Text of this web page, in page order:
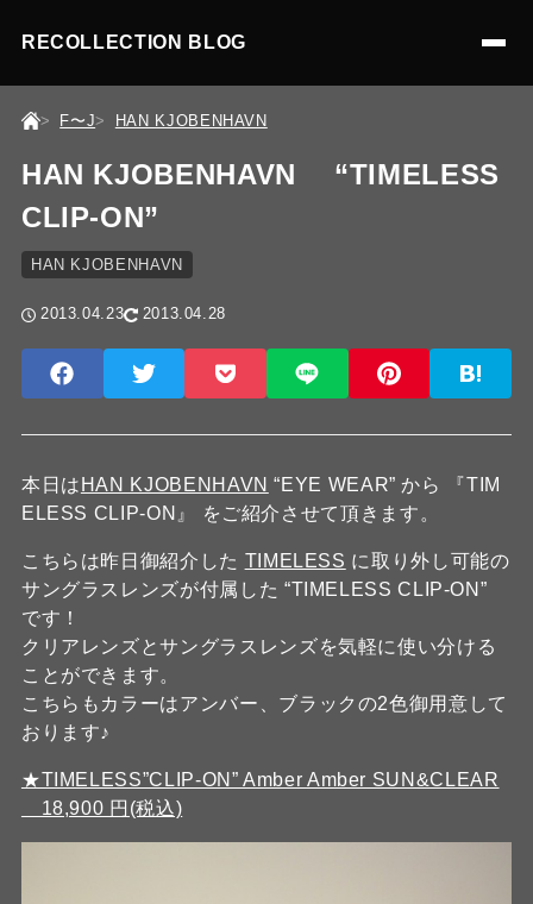
RECOLLECTION BLOG
F〜J HAN KJOBENHAVN
HAN KJOBENHAVN “TIMELESS
CLIP-ON”
HAN KJOBENHAVN
2013.04.23 2013.04.28
本日は HAN KJOBENHAVN “EYE WEAR” から 『TIM
ELESS CLIP-ON』 をご紹介させて頂きます。
こちらは昨日御紹介した TIMELESS に取り外し可能の
サングラスレンズが付属した “TIMELESS CLIP-ON”
です！
クリアレンズとサングラスレンズを気軽に使い分ける
ことができます。
こちらもカラーはアンバー、ブラックの2色御用意して
おります♪
★TIMELESS”CLIP-ON” Amber Amber SUN&CLEAR
18,900 円(税込)